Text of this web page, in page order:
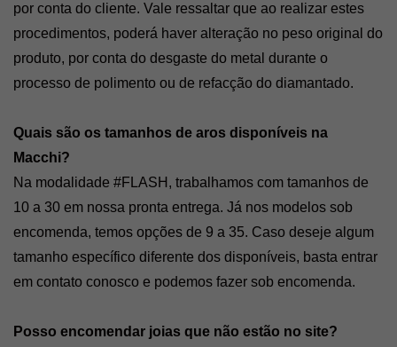
por conta do cliente. Vale ressaltar que ao realizar estes
procedimentos, poderá haver alteração no peso original do
produto, por conta do desgaste do metal durante o
processo de polimento ou de refacção do diamantado.
Quais são os tamanhos de aros disponíveis na
Macchi?
Na modalidade #FLASH, trabalhamos com tamanhos de
10 a 30 em nossa pronta entrega. Já nos modelos sob
encomenda, temos opções de 9 a 35. Caso deseje algum
tamanho específico diferente dos disponíveis, basta entrar
em contato conosco e podemos fazer sob encomenda.
Posso encomendar joias que não estão no site?